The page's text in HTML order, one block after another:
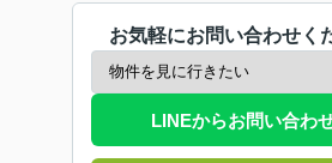
お気軽にお問い合わせく
LINEからお問い合わ